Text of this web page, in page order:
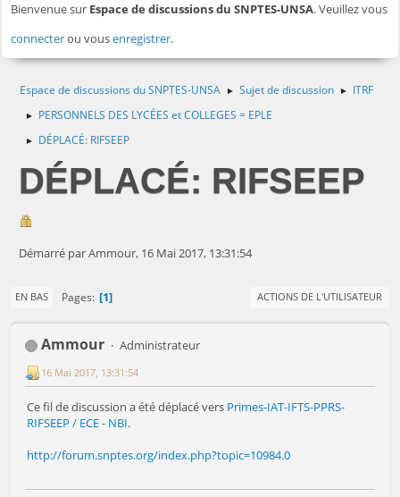
Bienvenue sur Espace de discussions du SNPTES-UNSA. Veuillez vous
connecterou vousenregistrer.
Espace de discussions du SNPTES-UNSA ► Sujet de discussion ► ITRF
► PERSONNELS DES LYCÉES et COLLEGES = EPLE
► DÉPLACÉ: RIFSEEP
DÉPLACÉ: RIFSEEP
Démarré par Ammour, 16 Mai 2017, 13:31:54
EN BAS Pages 1 ACTIONS DE L'UTILISATEUR
Ammour Administrateur
16 Mai 2017, 13:31:54
Ce fil de discussion a été déplacé vers Primes-IAT-IFTS-PPRS-
RIFSEEP / ECE - NBI.
http://forum.snptes.org/index.php?topic=10984.0